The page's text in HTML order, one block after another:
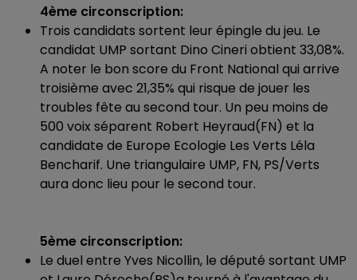
4ème circonscription:
Trois candidats sortent leur épingle du jeu. Le
candidat UMP sortant Dino Cineri obtient 33,08%.
A noter le bon score du Front National qui arrive
troisième avec 21,35% qui risque de jouer les
troubles fête au second tour. Un peu moins de
500 voix séparent Robert Heyraud(FN) et la
candidate de Europe Ecologie Les Verts Léla
Bencharif. Une triangulaire UMP, FN, PS/Verts
aura donc lieu pour le second tour.
5ème circonscription:
Le duel entre Yves Nicollin, le député sortant UMP